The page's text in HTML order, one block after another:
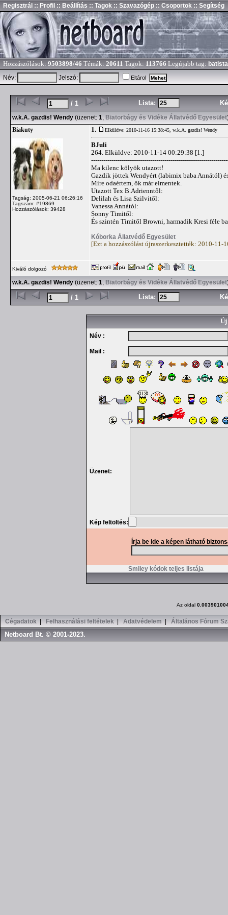
Regisztrál :: Profil :: Beállítás :: Tagok :: Szavazógép :: Csoportok :: Segítség
Hozzászólások: 9503898/46 Témák: 20611 Tagok: 113766 Legújabb tag: batista
Név:
Jelszó: Eltárol
/ 1 Lista:
w.k.A. gazdis! Wendy (üzenet: 1, Biatorbágy és Vidéke Állatvédő Egyesület
Biakuty
Tagság: 2005-06-21 06:26:16
Tagszám: #19869
Hozzászólások: 39428
1. Elküldve: 2010-11-16 15:38:45, w.k.A. gazdis! Wendy
BJuli
264. Elküldve: 2010-11-14 00:29:38 [1.]
Ma kilenc kölyök utazott!
Gazdik jöttek Wendyért (labimix baba Annától)
Mire odaértem, ők már elmentek.
Utazott Tex B.Adrienntől:
Delilah és Lisa Szilvitől:
Vanessa Annától:
Sonny Timitől:
És szintén Timitől Browni, harmadik Kresi féle
Kóborka Állatvédő Egyesület
[Ezt a hozzászólást újraszerkesztették: 2010-11-
Kiváló dolgozó
w.k.A. gazdis! Wendy (üzenet: 1, Biatorbágy és Vidéke Állatvédő Egyesület
/ 1 Lista:
Új
Név :
Mail :
Üzenet:
Kép feltöltés:
Írja be ide a képen látható
Smiley kódok teljes listája
Az oldal
Cégadatok Felhasználási feltételek Adatvédelem Általános Fórum
Netboard Bt. © 2001-2023.